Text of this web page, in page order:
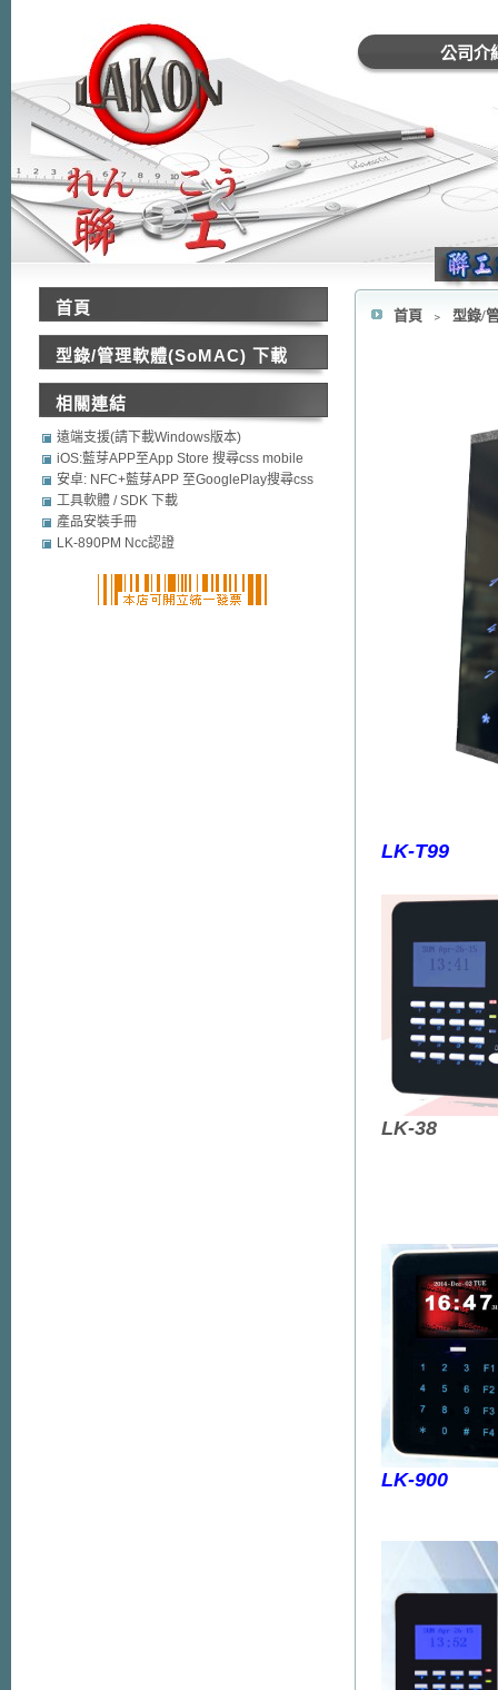
公司介
首頁 ﹥ 型錄/
LK-T99
LK-38
LK-900
首頁
型錄/管理軟體(SoMAC) 下載
相關連結
遠端支援(請下載Windows版本)
iOS:藍芽APP至App Store 搜尋css mobile
security
安卓: NFC+藍芽APP 至GooglePlay搜尋css
mobile security
工具軟體 / SDK 下載
產品安裝手冊
LK-890PM Ncc認證